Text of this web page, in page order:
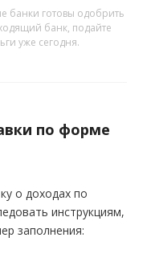
банки готовы одобрить
банк, подайте
уже сегодня.
по форме
о доходах по
инструкциям,
заполнения: